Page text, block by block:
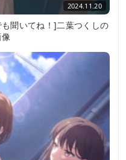
2024.11.20
聞いてね！]二葉つくしの